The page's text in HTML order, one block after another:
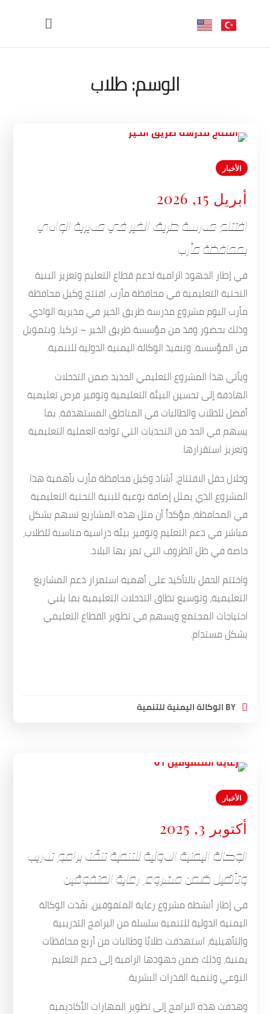
الوسم:طلاب
الأخبار
أبريل 15, 2026
افتتاح مدرسة طريق الخير في مديرية الوادي
بمحافظة مأرب
في إطار الجهود الرامية لدعم قطاع التعليم وتعزيز البنية
التحتية التعليمية في محافظة مأرب، افتتح وكيل محافظة
مأرب اليوم مشروع مدرسة طريق الخير في مديرية الوادي،
وذلك بحضور وفد من مؤسسة طريق الخير – تركيا، وبتمويل
من المؤسسة، وتنفيذ الوكالة اليمنية الدولية للتنمية.
ويأتي هذا المشروع التعليمي الجديد ضمن التدخلات
الهادفة إلى تحسين البيئة التعليمية وتوفير فرص تعليمية
أفضل للطلاب والطالبات في المناطق المستهدفة، بما
يسهم في الحد من التحديات التي تواجه العملية التعليمية
وتعزيز استقرارها.
وخلال حفل الافتتاح، أشاد وكيل محافظة مأرب بأهمية هذا
المشروع الذي يمثل إضافة نوعية للبنية التحتية التعليمية
في المحافظة، مؤكداً أن مثل هذه المشاريع تسهم بشكل
مباشر في دعم التعليم وتوفير بيئة دراسية مناسبة للطلاب،
خاصة في ظل الظروف التي تمر بها البلاد.
واختتم الحفل بالتأكيد على أهمية استمرار دعم المشاريع
التعليمية، وتوسيع نطاق التدخلات التعليمية بما يلبي
احتياجات المجتمع ويسهم في تطوير القطاع التعليمي
بشكل مستدام.
BYالوكالة اليمنية للتنمية
الأخبار
أكتوبر 3, 2025
الوكالة اليمنية الدولية للتنمية تنفّذ برامج تدريب
وتأهيل ضمن مشروع رعاية المتفوقين
في إطار أنشطة مشروع رعاية المتفوقين، نفّذت الوكالة
اليمنية الدولية للتنمية سلسلة من البرامج التدريبية
والتأهيلية، استهدفت طلابًا وطالبات من أربع محافظات
يمنية، وذلك ضمن جهودها الرامية إلى دعم التعليم
النوعي وتنمية القدرات البشرية.
وهدفت هذه البرامج إلى تطوير المهارات الأكاديمية